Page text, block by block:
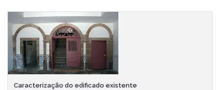
Caracterização do edificado existente